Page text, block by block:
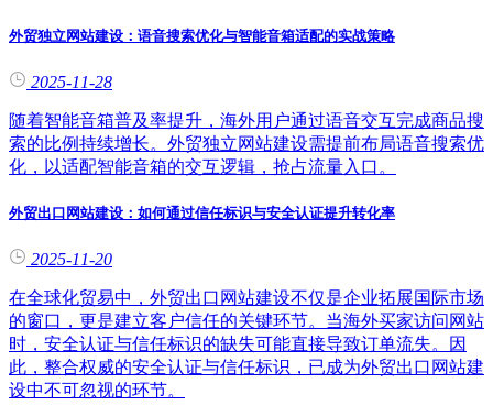
外贸独立网站建设：语音搜索优化与智能音箱适配的实战策略
2025-11-28
随着智能音箱普及率提升，海外用户通过语音交互完成商品搜
索的比例持续增长。外贸独立网站建设需提前布局语音搜索优
化，以适配智能音箱的交互逻辑，抢占流量入口。
外贸出口网站建设：如何通过信任标识与安全认证提升转化率
2025-11-20
在全球化贸易中，外贸出口网站建设不仅是企业拓展国际市场
的窗口，更是建立客户信任的关键环节。当海外买家访问网站
时，安全认证与信任标识的缺失可能直接导致订单流失。因
此，整合权威的安全认证与信任标识，已成为外贸出口网站建
设中不可忽视的环节。